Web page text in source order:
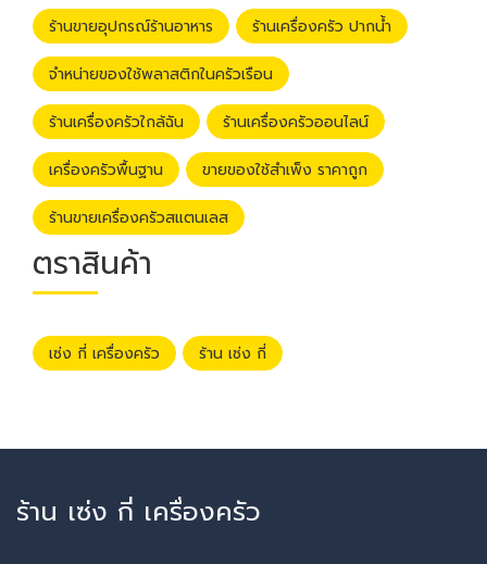
ร้านขายอุปกรณ์ร้านอาหาร ร้านเครื่องครัว ปากน้ำ
จำหน่ายของใช้พลาสติกในครัวเรือน
ร้านเครื่องครัวใกล้ฉัน ร้านเครื่องครัวออนไลน์
เครื่องครัวพื้นฐาน ขายของใช้สำเพ็ง ราคาถูก
ร้านขายเครื่องครัวสแตนเลส
ตราสินค้า
เซ่ง กี่ เครื่องครัว ร้าน เซ่ง กี่
ร้าน เซ่ง กี่ เครื่องครัว